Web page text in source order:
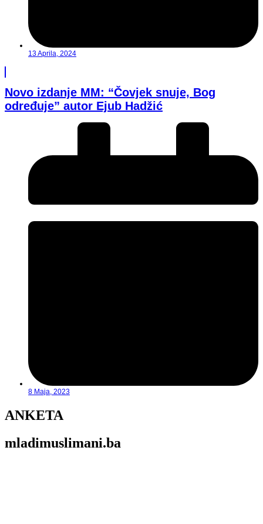
13 Aprila, 2024
Novo izdanje MM: “Čovjek snuje, Bog
određuje” autor Ejub Hadžić
8 Maja, 2023
ANKETA
mladimuslimani.ba